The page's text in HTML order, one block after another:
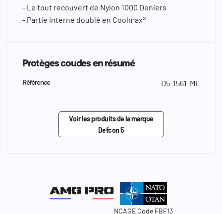
- Le tout recouvert de Nylon 1000 Deniers
- Partie interne doublé en Coolmax®
Protèges coudes en résumé
Référence D5-1561-ML
Voir les produits de la marque
Defcon 5
NCAGE Code FBF13